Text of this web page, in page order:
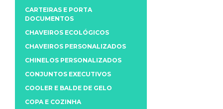
CARTEIRAS E PORTA
DOCUMENTOS
CHAVEIROS ECOLÓGICOS
CHAVEIROS PERSONALIZADOS
CHINELOS PERSONALIZADOS
CONJUNTOS EXECUTIVOS
COOLER E BALDE DE GELO
COPA E COZINHA